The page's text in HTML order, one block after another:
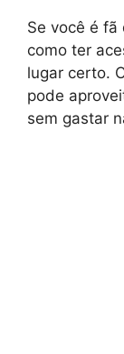
Se você é
como ter
lugar certo.
pode
sem gastar